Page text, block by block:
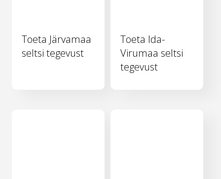
Toeta Järvamaa
seltsi tegevust
Toeta Ida-
Virumaa seltsi
tegevust